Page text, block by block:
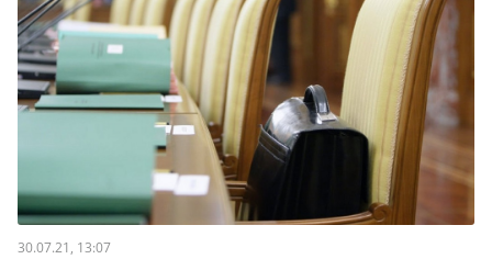
30.07.21, 13:07